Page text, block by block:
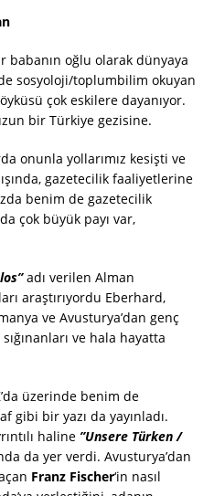
babanın oğlu olarak dünyaya
sosyoloji/toplumbilim okuyan
çok eskilere dayanıyor.
bir Türkiye gezisine.
onunla yollarımız kesişti ve
gazetecilik faaliyetlerine
benim de gazetecilik
çok büyük payı var,
adı verilen Alman
araştırıyordu Eberhard,
ve Avusturya’dan genç
ve hala hayatta
üzerinde benim de
gibi bir yazı da yayınladı.
haline ”Unsere Türken /
da yer verdi. Avusturya’dan
Franz Fischer‘in nasıl